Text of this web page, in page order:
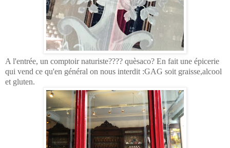
A l'entrée, un comptoir naturiste???? quèsaco? En fait une épicerie
qui vend ce qu'en général on nous interdit :GAG soit graisse,alcool
et gluten.